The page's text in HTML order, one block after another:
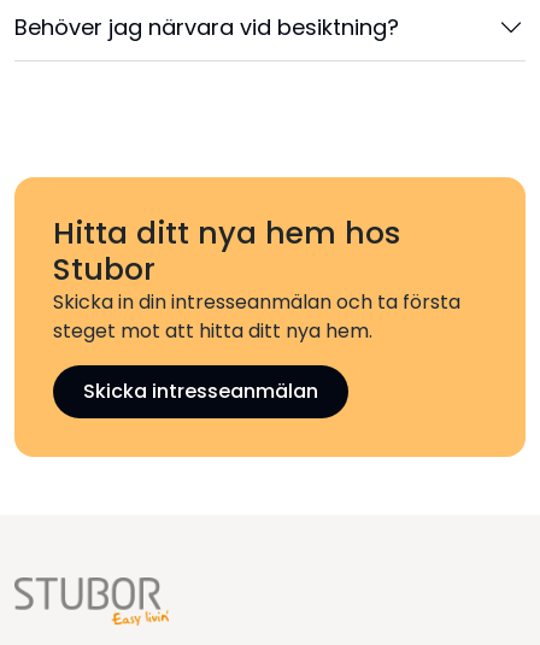
Behöver jag närvara vid besiktning?
Hitta ditt nya hem hos
Stubor
Skicka in din intresseanmälan och ta första
steget mot att hitta ditt nya hem.
Skicka intresseanmälan